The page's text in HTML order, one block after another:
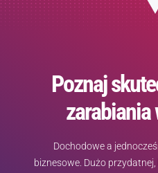
Poznaj
zarabiania
Dochodowe a
biznesowe. Dużo